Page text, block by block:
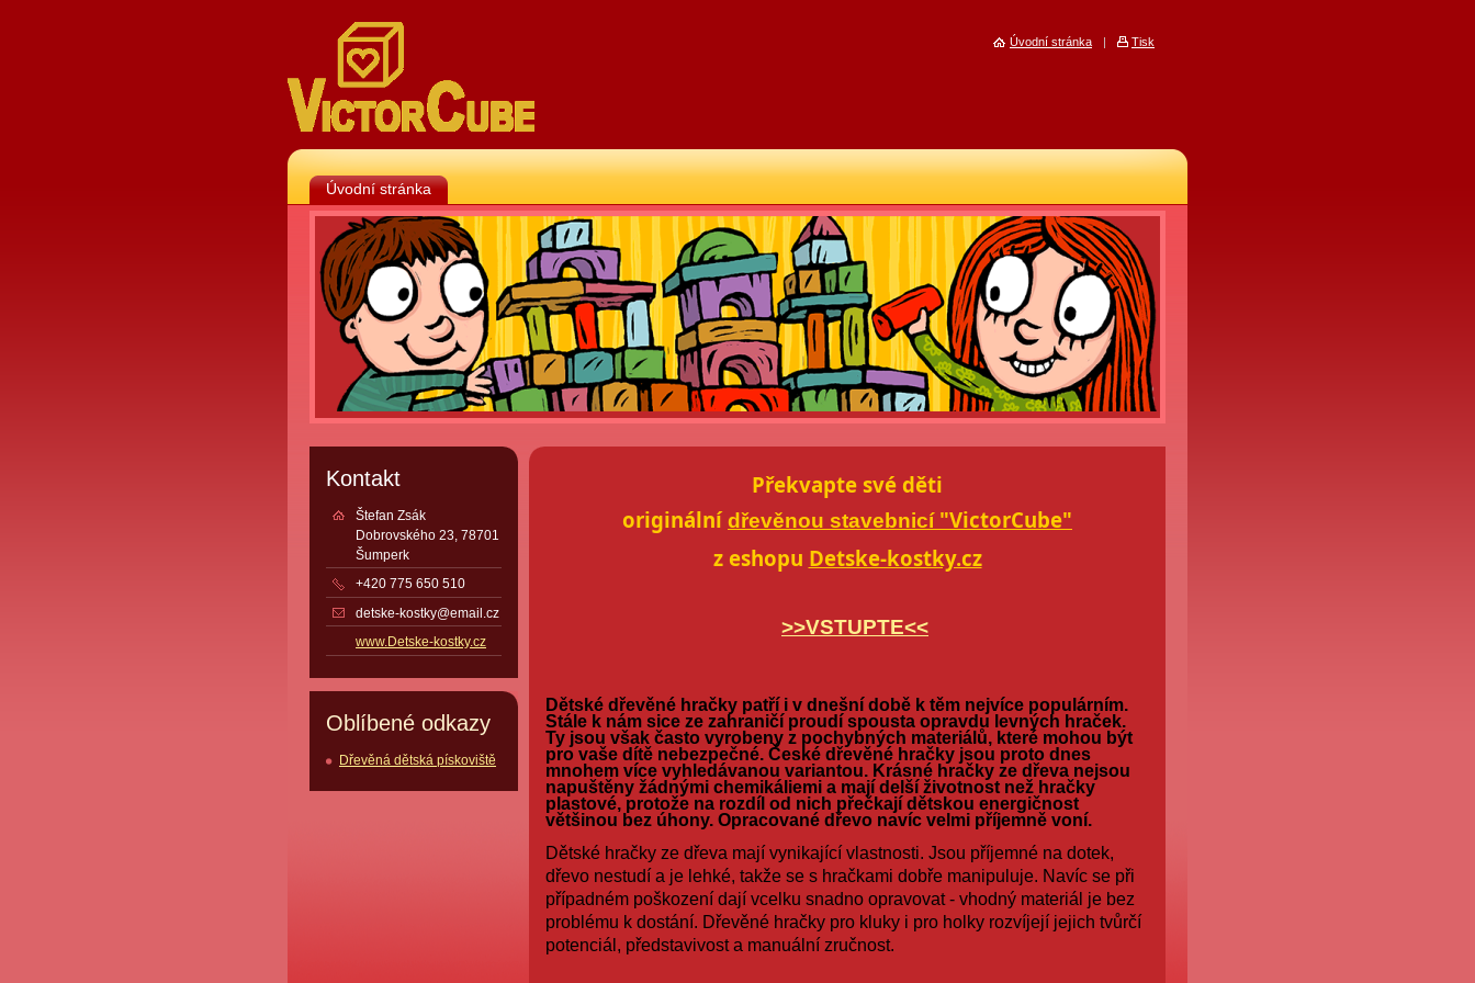
Úvodní stránka
Překvapte své děti
originální dřevěnou stavebnicí"VictorCube"
z eshopu Detske-kostky.cz
>>VSTUPTE<<
Dětské dřevěné hračky patří i v dnešní době k těm nejvíce populárním.
Stále k nám sice ze zahraničí proudí spousta opravdu levných hraček.
Ty jsou však často vyrobeny z pochybných materiálů, které mohou být
pro vaše dítě nebezpečné. České dřevěné hračky jsou proto dnes
mnohem více vyhledávanou variantou. Krásné hračky ze dřeva nejsou
napuštěny žádnými chemikáliemi a mají delší životnost než hračky
plastové, protože na rozdíl od nich přečkají dětskou energičnost
většinou bez úhony. Opracované dřevo navíc velmi příjemně voní.
Dětské hračky ze dřeva mají vynikající vlastnosti. Jsou příjemné na dotek,
dřevo nestudí a je lehké, takže se s hračkami dobře manipuluje. Navíc se při
případném poškození dají vcelku snadno opravovat - vhodný materiál je bez
problému k dostání. Dřevěné hračky pro kluky i pro holky rozvíjejí jejich tvůrčí
potenciál, představivost a manuální zručnost.
Kontakt
Štefan Zsák
Dobrovského 23, 78701
Šumperk
+420 775 650 510
detske-kostky@email.cz
www.Detske-kostky.cz
Oblíbené odkazy
Dřevěná dětská pískoviště
Úvodní stránka | Tisk